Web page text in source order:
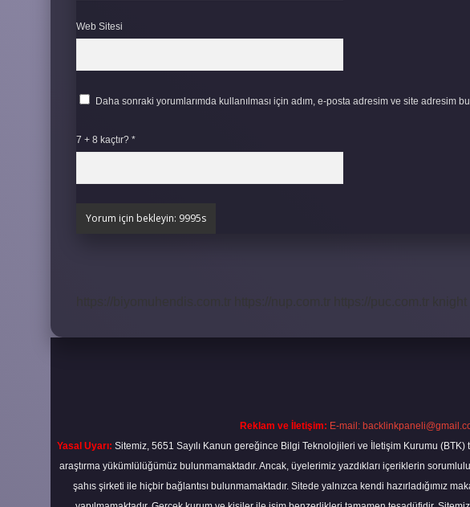
Web Sitesi
Daha sonraki yorumlarımda kullanılması için adım, e-posta adresim ve site adresim
7 + 8 kaçtır? *
https://puc.com.tr knight
Reklam ve İletişim: E-mail:
Yasal Uyarı: Sitemiz, 5651 Sayılı Kanun gereğince Bilgi Teknolojileri ve İletişim Kurumu
araştırma yükümlülüğümüz bulunmamaktadır. Ancak, üyelerimiz yazdıkları içeriklerin
şahıs şirketi ile hiçbir bağlantısı bulunmamaktadır. Sitede yalnızca kendi hazırladığımız